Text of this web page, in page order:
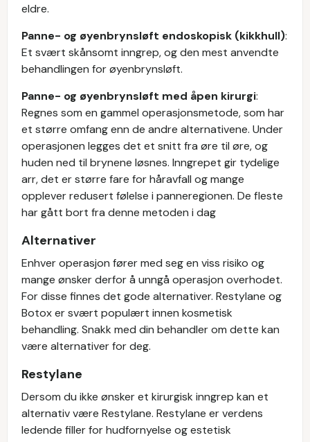
eldre.
Panne- og øyenbrynsløft endoskopisk (kikkhull):
Et svært skånsomt inngrep, og den mest anvendte
behandlingen for øyenbrynsløft.
Panne- og øyenbrynsløft med åpen kirurgi:
Regnes som en gammel operasjonsmetode, som har
et større omfang enn de andre alternativene. Under
operasjonen legges det et snitt fra øre til øre, og
huden ned til brynene løsnes. Inngrepet gir tydelige
arr, det er større fare for håravfall og mange
opplever redusert følelse i panneregionen. De fleste
har gått bort fra denne metoden i dag
Alternativer
Enhver operasjon fører med seg en viss risiko og
mange ønsker derfor å unngå operasjon overhodet.
For disse finnes det gode alternativer. Restylane og
Botox er svært populært innen kosmetisk
behandling. Snakk med din behandler om dette kan
være alternativer for deg.
Restylane
Dersom du ikke ønsker et kirurgisk inngrep kan et
alternativ være Restylane. Restylane er verdens
ledende filler for hudfornyelse og estetisk